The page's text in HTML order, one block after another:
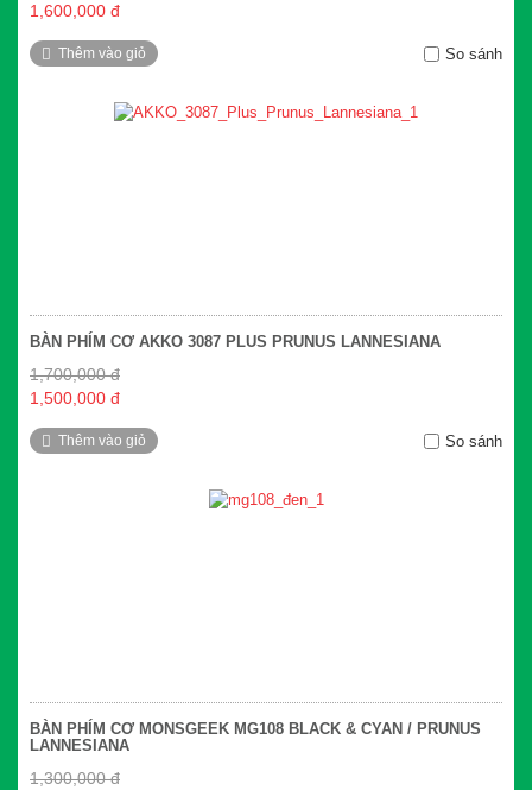
1,600,000 đ
Thêm vào giỏ So sánh
BÀN PHÍM CƠ AKKO 3087 PLUS PRUNUS LANNESIANA
1,700,000 đ
1,500,000 đ
Thêm vào giỏ So sánh
BÀN PHÍM CƠ MONSGEEK MG108 BLACK & CYAN / PRUNUS
LANNESIANA
1,300,000 đ